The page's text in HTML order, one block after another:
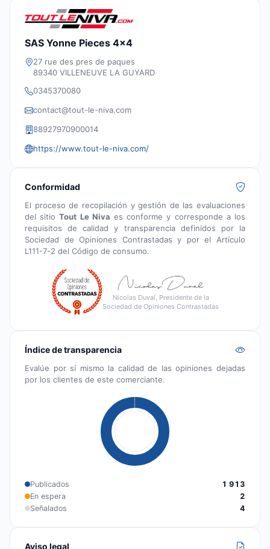
SAS Yonne Pieces 4x4
27 rue des pres de paques
89340 VILLENEUVE LA GUYARD
0345370080
contact@tout-le-niva.com
88927970900014
https://www.tout-le-niva.com/
Conformidad
El proceso de recopilación y gestión de las evaluaciones
del sitioTout Le Niva es conforme y corresponde a los
requisitos de calidad y transparencia definidos por la
Sociedad de Opiniones Contrastadas y por el Artículo
L111-7-2 del Código de consumo.
Nicolas Duval, Presidente de la
Sociedad de Opiniones Contrastadas
Índice de transparencia
Evalúe por sí mismo la calidad de las opiniones dejadas
por los clientes de este comerciante.
Publicados
1 913
En espera
2
Señalados
4
Aviso legal